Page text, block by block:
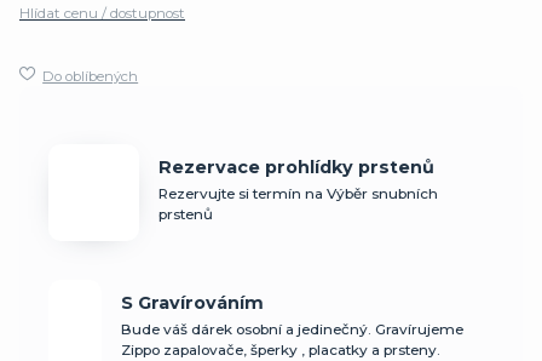
Hlídat cenu / dostupnost
Do oblíbených
Rezervace prohlídky prstenů
Rezervujte si termín na Výběr snubních
prstenů
S Gravírováním
Bude váš dárek osobní a jedinečný. Gravírujeme
Zippo zapalovače, šperky , placatky a prsteny.